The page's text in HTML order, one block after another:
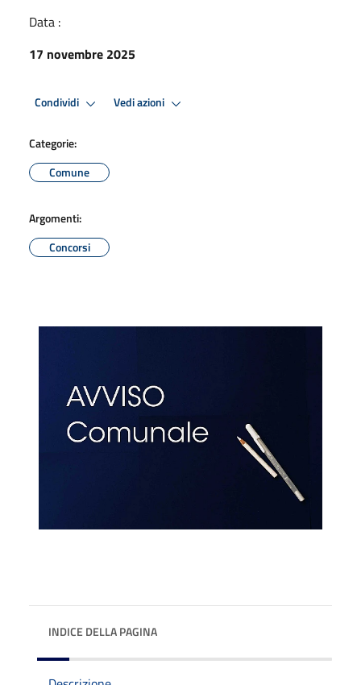
Data :
17 novembre 2025
Condividi Vedi azioni
Categorie:
Comune
Argomenti:
Concorsi
INDICE DELLA PAGINA